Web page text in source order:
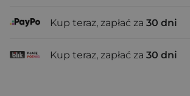
Kup teraz, zapłać za 30 dni
Kup teraz, zapłać za 30 dni